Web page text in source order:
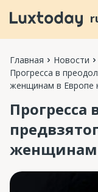
Главная Новости
Прогресса в
женщинам в Европе
Прогресса
женщинам